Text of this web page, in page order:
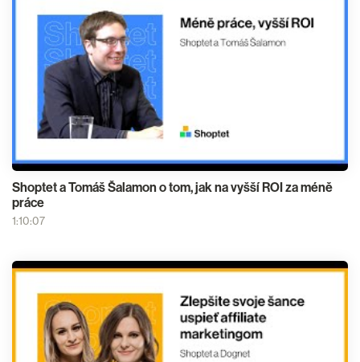
Shoptet a Tomáš Šalamon o tom, jak na vyšší ROI za méně
práce
1:10:07